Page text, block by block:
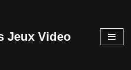
Jeux Video